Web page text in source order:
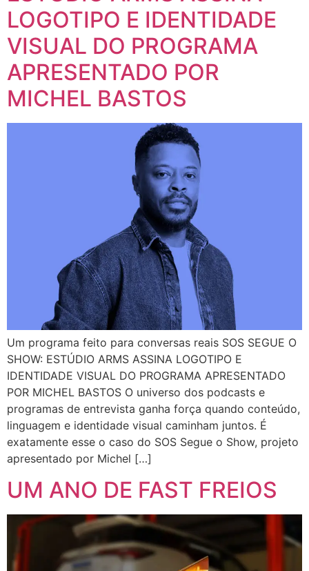
LOGOTIPO E IDENTIDADE
VISUAL DO PROGRAMA
APRESENTADO POR
MICHEL BASTOS
Um programa feito para conversas reais SOS SEGUE O
SHOW: ESTÚDIO ARMS ASSINA LOGOTIPO E
IDENTIDADE VISUAL DO PROGRAMA APRESENTADO
POR MICHEL BASTOS O universo dos podcasts e
programas de entrevista ganha força quando conteúdo,
linguagem e identidade visual caminham juntos. É
exatamente esse o caso do SOS Segue o Show, projeto
apresentado por Michel […]
UM ANO DE FAST FREIOS